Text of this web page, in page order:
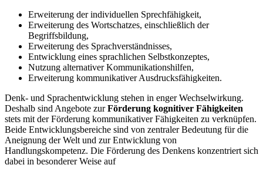
Erweiterung der individuellen Sprechfähigkeit,
Erweiterung des Wortschatzes, einschließlich der
Begriffsbildung,
Erweiterung des Sprachverständnisses,
Entwicklung eines sprachlichen Selbstkonzeptes,
Nutzung alternativer Kommunikationshilfen,
Erweiterung kommunikativer Ausdrucksfähigkeiten.
Denk- und Sprachentwicklung stehen in enger Wechselwirkung.
Deshalb sind Angebote zurFörderung kognitiver Fähigkeiten
stets mit der Förderung kommunikativer Fähigkeiten zu verknüpfen.
Beide Entwicklungsbereiche sind von zentraler Bedeutung für die
Aneignung der Welt und zur Entwicklung von
Handlungskompetenz. Die Förderung des Denkens konzentriert sich
dabei in besonderer Weise auf